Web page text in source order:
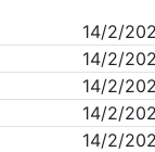
14/2/
14/2/
14/2/
14/2/
14/2/